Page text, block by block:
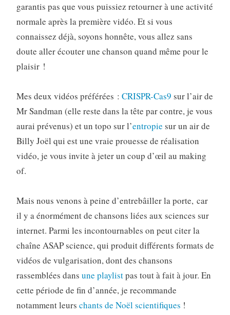
garantis pas que vous puissiez retourner à une activité
normale après la première vidéo. Et si vous
connaissez déjà, soyons honnête, vous allez sans
doute aller écouter une chanson quand même pour le
plaisir !
Mes deux vidéos préférées : CRISPR-Cas9 sur l’air de
Mr Sandman (elle reste dans la tête par contre, je vous
aurai prévenus) et un topo sur l’entropie sur un air de
Billy Joël qui est une vraie prouesse de réalisation
vidéo, je vous invite à jeter un coup d’œil au making
of.
Mais nous venons à peine d’entrebâiller la porte, car
il y a énormément de chansons liées aux sciences sur
internet. Parmi les incontournables on peut citer la
chaîne ASAP science, qui produit différents formats de
vidéos de vulgarisation, dont des chansons
rassemblées dans une playlistpas tout à fait à jour. En
cette période de fin d’année, je recommande
notamment leurs chants de Noël scientifiques !